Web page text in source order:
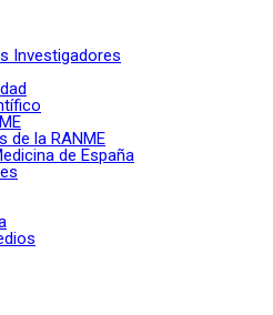
Investigadores
de la RANME
de España